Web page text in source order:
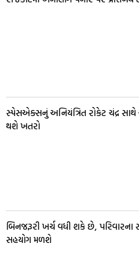
સ્પેસએક્સનું અનિયંત્રિત રોકેટ ચંદ્ર
થશે ખતરો
બિનજરૂરી ખર્ચ વધી શકે છે, પરિવારના
સહયોગ મળશે